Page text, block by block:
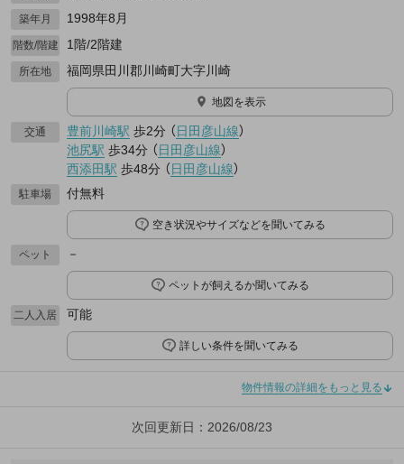
築年月 1998年8月
階数/階建 1階/2階建
所在地 福岡県田川郡川崎町大字川崎
地図を表示
交通 豊前川崎駅 歩2分 （日田彦山線）
池尻駅 歩34分 （日田彦山線）
西添田駅 歩48分 （日田彦山線）
駐車場 付無料
空き状況やサイズなどを聞いてみる
ペット －
ペットが飼えるか聞いてみる
二人入居 可能
詳しい条件を聞いてみる
物件情報の詳細をもっと見る
次回更新日：2026/08/23